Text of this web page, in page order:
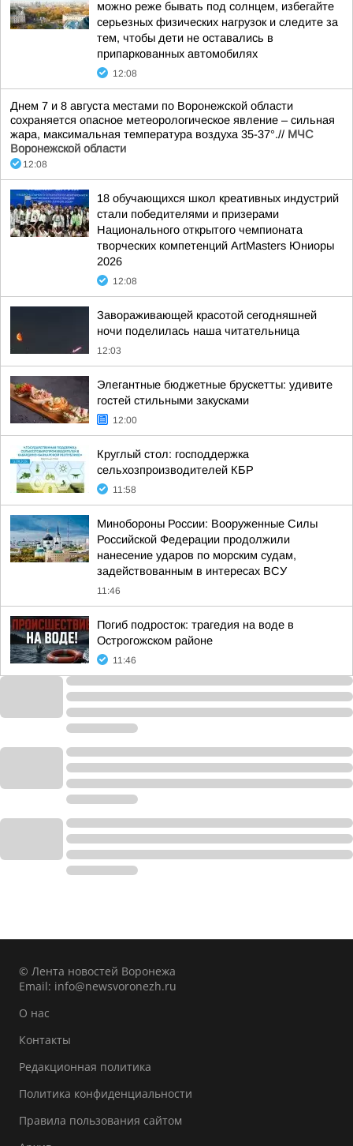
можно реже бывать под солнцем, избегайте
серьезных физических нагрузок и следите за
тем, чтобы дети не оставались в
припаркованных автомобилях
12:08
Днем 7 и 8 августа местами по Воронежской области
сохраняется опасное метеорологическое явление – сильная
жара, максимальная температура воздуха 35-37°.// МЧС
Воронежской области
12:08
18 обучающихся школ креативных индустрий
стали победителями и призерами
Национального открытого чемпионата
творческих компетенций ArtMasters Юниоры
2026
12:08
Завораживающей красотой сегодняшней
ночи поделилась наша читательница
12:03
Элегантные бюджетные брускетты: удивите
гостей стильными закусками
12:00
Круглый стол: господдержка
сельхозпроизводителей КБР
11:58
Минобороны России: Вооруженные Силы
Российской Федерации продолжили
нанесение ударов по морским судам,
задействованным в интересах ВСУ
11:46
Погиб подросток: трагедия на воде в
Острогожском районе
11:46
© Лента новостей Воронежа
Email: info@newsvoronezh.ru
О нас
Контакты
Редакционная политика
Политика конфиденциальности
Правила пользования сайтом